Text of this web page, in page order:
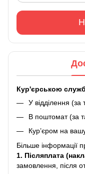
Кур'єрською
У відділення
В поштомат (за
Кур’єром на
Більше інформації
1. Післяплата
замовлення, після